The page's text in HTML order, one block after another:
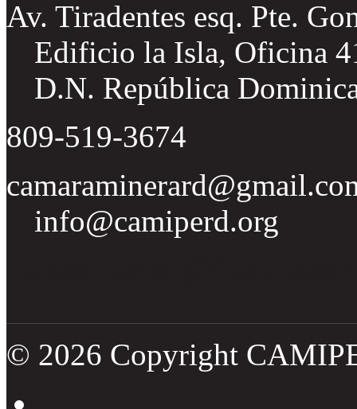
Av. Tiradentes esq. Pte.
Edificio la Isla, Oficina
D.N. República
809-519-3674
info@camiperd.org
© 2026 Copyright